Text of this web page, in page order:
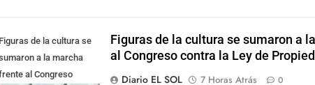
Figuras de la cultura se
a la marcha
al Congreso
Figuras de la cultura se sumaron a
al Congreso contra la Ley de
Diario EL SOL
7 Horas Atrás 0